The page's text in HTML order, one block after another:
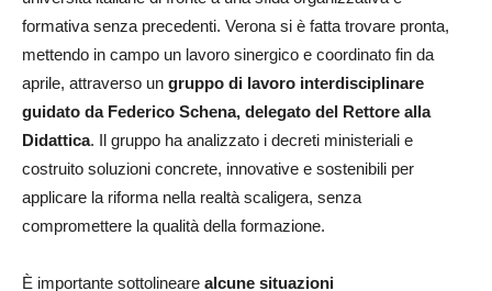
formativa senza precedenti. Verona si è fatta trovare pronta,
mettendo in campo un lavoro sinergico e coordinato fin da
aprile, attraverso un gruppo di lavoro interdisciplinare
guidato da Federico Schena, delegato del Rettore alla
Didattica. Il gruppo ha analizzato i decreti ministeriali e
costruito soluzioni concrete, innovative e sostenibili per
applicare la riforma nella realtà scaligera, senza
compromettere la qualità della formazione.
È importante sottolineare alcune situazioni